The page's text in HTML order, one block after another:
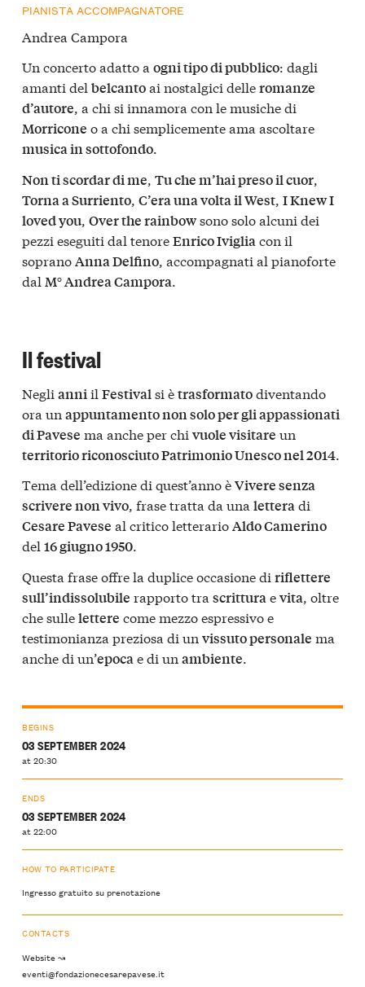
PIANISTA ACCOMPAGNATORE
Andrea Campora
Un concerto adatto a ogni tipo di pubblico: dagli
amanti del belcantoai nostalgici delleromanze
d’autore, a chi si innamora con le musiche di
Morricone o a chi semplicemente ama ascoltare
musica in sottofondo.
Non ti scordar di me, Tu che m’hai preso il cuor,
Torna a Surriento, C’era una volta il West, I Knew I
loved you, Over the rainbowsono solo alcuni dei
pezzi eseguiti dal tenoreEnrico Ivigliacon il
sopranoAnna Delfino, accompagnati al pianoforte
dal M° Andrea Campora.
Il festival
Negli anniil Festivalsi ètrasformatodiventando
ora un appuntamento non solo per gli appassionati
di Pavese ma anche per chi vuole visitare un
territorio riconosciuto Patrimonio Unesco nel 2014.
Tema dell’edizione di quest’anno èVivere senza
scrivere non vivo, frase tratta da una letteradi
Cesare Pavese al critico letterarioAldo Camerino
del 16 giugno 1950.
Questa frase offre la duplice occasione di riflettere
sull’indissolubile rapporto tra scritturaevita, oltre
che sullelettere come mezzo espressivo e
testimonianza preziosa di un vissuto personale ma
anche di un’epocae di un ambiente.
BEGINS
03 SEPTEMBER 2024
at 20:30
ENDS
03 SEPTEMBER 2024
at 22:00
HOW TO PARTICIPATE
Ingresso gratuito su prenotazione
CONTACTS
Website ↝
eventi@fondazionecesarepavese.it